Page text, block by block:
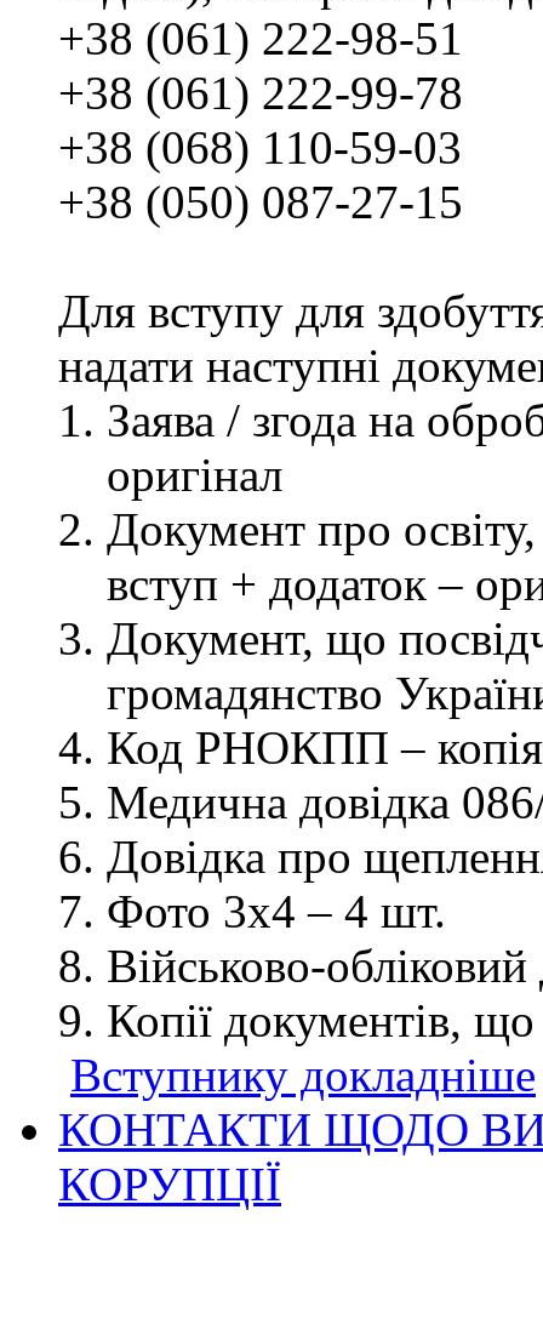
+38 (061) 222-98-51
+38 (061) 222-99-78
+38 (068) 110-59-03
+38 (050) 087-27-15
Для вступу для
надати наступні
Заява / згода на
оригінал
Документ про освіту,
вступ + додаток –
Документ, що
громадянство
Код РНОКПП – копія
Медична довідка
Довідка про
Фото 3х4 – 4 шт.
Військово-
Копії документів,
Вступнику докладніше
КОНТАКТИ ЩОДО
КОРУПЦІЇ